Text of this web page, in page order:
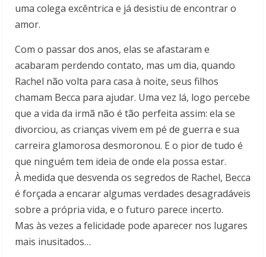
uma colega excêntrica e já desistiu de encontrar o
amor.
Com o passar dos anos, elas se afastaram e
acabaram perdendo contato, mas um dia, quando
Rachel não volta para casa à noite, seus filhos
chamam Becca para ajudar. Uma vez lá, logo percebe
que a vida da irmã não é tão perfeita assim: ela se
divorciou, as crianças vivem em pé de guerra e sua
carreira glamorosa desmoronou. E o pior de tudo é
que ninguém tem ideia de onde ela possa estar.
À medida que desvenda os segredos de Rachel, Becca
é forçada a encarar algumas verdades desagradáveis
sobre a própria vida, e o futuro parece incerto.
Mas às vezes a felicidade pode aparecer nos lugares
mais inusitados…